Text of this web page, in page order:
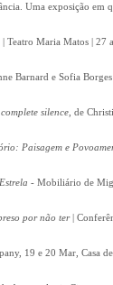
Uma exposição em
| Teatro Maria Matos | 27
Barnard e Sofia
silence , de
Paisagem e
- Mobiliário de
por não ter|
19 e 20 Mar, Casa